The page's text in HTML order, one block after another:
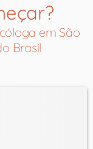
em São
Brasil